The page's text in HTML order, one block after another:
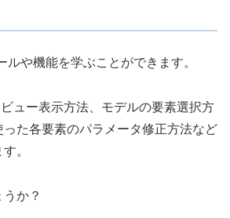
ルや機能を学ぶことができます。
ュー表示方法、モデルの要素選択方
た各要素のパラメータ修正方法など
。
か？